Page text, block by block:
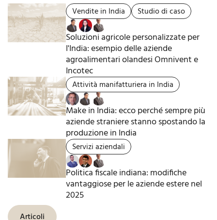
Vendite in India Studio di caso
Soluzioni agricole personalizzate per
l'India: esempio delle aziende
agroalimentari olandesi Omnivent e
Incotec
Attività manifatturiera in India
Make in India: ecco perché sempre più
aziende straniere stanno spostando la
produzione in India
Servizi aziendali
Politica fiscale indiana: modifiche
vantaggiose per le aziende estere nel
2025
Articoli